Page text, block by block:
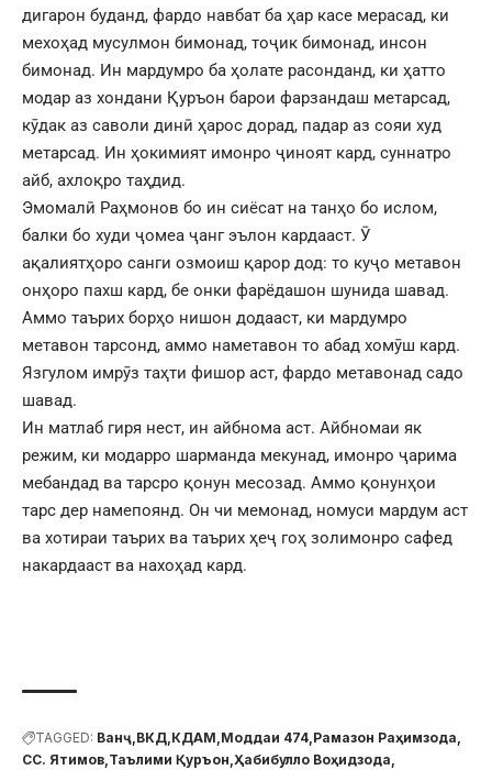
дигарон буданд, фардо навбат ба ҳар касе мерасад, ки
мехоҳад мусулмон бимонад, тоҷик бимонад, инсон
бимонад. Ин мардумро ба ҳолате расонданд, ки ҳатто
модар аз хондани Қуръон барои фарзандаш метарсад,
кӯдак аз саволи динӣ ҳарос дорад, падар аз сояи худ
метарсад. Ин ҳокимият имонро ҷиноят кард, суннатро
айб, ахлоқро таҳдид.
Эмомалӣ Раҳмонов бо ин сиёсат на танҳо бо ислом,
балки бо худи ҷомеа ҷанг эълон кардааст. Ӯ
ақалиятҳоро санги озмоиш қарор дод: то куҷо метавон
онҳоро пахш кард, бе онки фарёдашон шунида шавад.
Аммо таърих борҳо нишон додааст, ки мардумро
метавон тарсонд, аммо наметавон то абад хомӯш кард.
Язгулом имрӯз таҳти фишор аст, фардо метавонад садо
шавад.
Ин матлаб гиря нест, ин айбнома аст. Айбномаи як
режим, ки модарро шарманда мекунад, имонро ҷарима
мебандад ва тарсро қонун месозад. Аммо қонунҳои
тарс дер намепоянд. Он чи мемонад, номуси мардум аст
ва хотираи таърих ва таърих ҳеҷ гоҳ золимонро сафед
накардааст ва нахоҳад кард.
TAGGED: Ванҷ ВКД КДАМ Моддаи 474 Рамазон Раҳимзода
СС. Ятимов Таълими Қуръон Ҳабибулло Воҳидзода